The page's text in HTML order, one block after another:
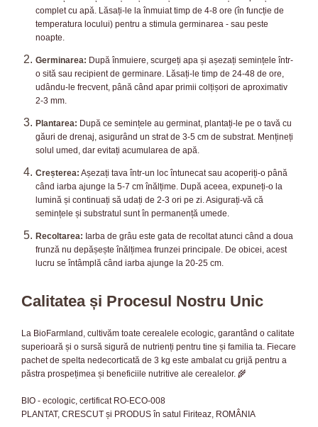
complet cu apă. Lăsați-le la înmuiat timp de 4-8 ore (în funcție de
temperatura locului) pentru a stimula germinarea - sau peste
noapte.
Germinarea: După înmuiere, scurgeți apa și așezați semințele într-
o sită sau recipient de germinare. Lăsați-le timp de 24-48 de ore,
udându-le frecvent, până când apar primii colțișori de aproximativ
2-3 mm.
Plantarea: După ce semințele au germinat, plantați-le pe o tavă cu
găuri de drenaj, asigurând un strat de 3-5 cm de substrat. Mențineți
solul umed, dar evitați acumularea de apă.
Creșterea: Așezați tava într-un loc întunecat sau acoperiți-o până
când iarba ajunge la 5-7 cm înălțime. După aceea, expuneți-o la
lumină și continuați să udați de 2-3 ori pe zi. Asigurați-vă că
semințele și substratul sunt în permanență umede.
Recoltarea: Iarba de grâu este gata de recoltat atunci când a doua
frunză nu depășește înălțimea frunzei principale. De obicei, acest
lucru se întâmplă când iarba ajunge la 20-25 cm.
Calitatea și Procesul Nostru Unic
La BioFarmland, cultivăm toate cerealele ecologic, garantând o calitate
superioară și o sursă sigură de nutrienți pentru tine și familia ta. Fiecare
pachet de spelta nedecorticată de 3 kg este ambalat cu grijă pentru a
păstra prospețimea și beneficiile nutritive ale cerealelor. 🌾
BIO - ecologic, certificat RO-ECO-008
PLANTAT, CRESCUT și PRODUS în satul Firiteaz, ROMÂNIA